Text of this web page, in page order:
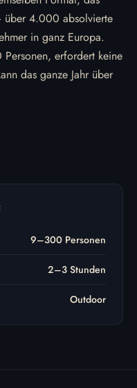
über 4.000 absolvierte
in ganz Europa.
erfordert keine
das ganze Jahr über
9–300 Personen
2–3 Stunden
Outdoor